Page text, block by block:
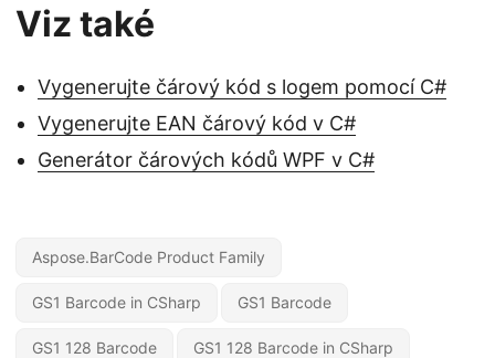
Viz také
Vygenerujte čárový kód s logem pomocí C#
Vygenerujte EAN čárový kód v C#
Generátor čárových kódů WPF v C#
Aspose.BarCode Product Family
GS1 Barcode in CSharp GS1 Barcode
GS1 128 Barcode GS1 128 Barcode in CSharp